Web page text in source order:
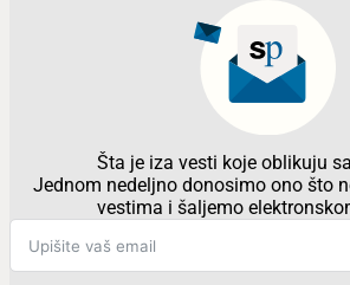
Šta je iza vesti koje oblikuju
Jednom nedeljno donosimo ono što
vestima i šaljemo